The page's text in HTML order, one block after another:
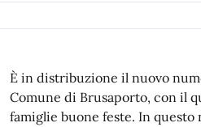
È in distribuzione il nuovo
Comune di Brusaporto, con il
famiglie buone feste. In